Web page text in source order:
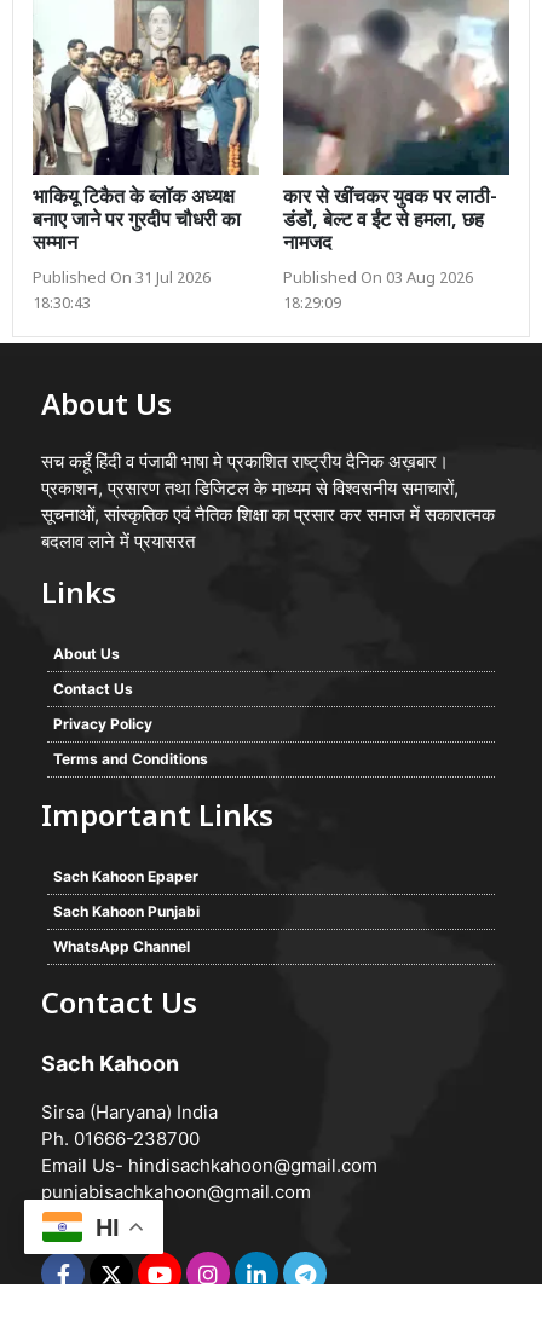
भाकियू टिकैत के ब्लॉक अध्यक्ष
बनाए जाने पर गुरदीप चौधरी का
सम्मान
Published On 31 Jul 2026
18:30:43
कार से खींचकर युवक पर लाठी-
डंडों, बेल्ट व ईंट से हमला, छह
नामजद
Published On 03 Aug 2026
18:29:09
About Us
सच कहूँ हिंदी व पंजाबी भाषा मे प्रकाशित राष्ट्रीय दैनिक अख़बार।
प्रकाशन, प्रसारण तथा डिजिटल के माध्यम से विश्वसनीय समाचारों,
सूचनाओं, सांस्कृतिक एवं नैतिक शिक्षा का प्रसार कर समाज में सकारात्मक
बदलाव लाने में प्रयासरत
Links
About Us
Contact Us
Privacy Policy
Terms and Conditions
Important Links
Sach Kahoon Epaper
Sach Kahoon Punjabi
WhatsApp Channel
Contact Us
Sach Kahoon
Sirsa (Haryana) India
Ph. 01666-238700
Email Us- hindisachkahoon@gmail.com
punjabisachkahoon@gmail.com
HI